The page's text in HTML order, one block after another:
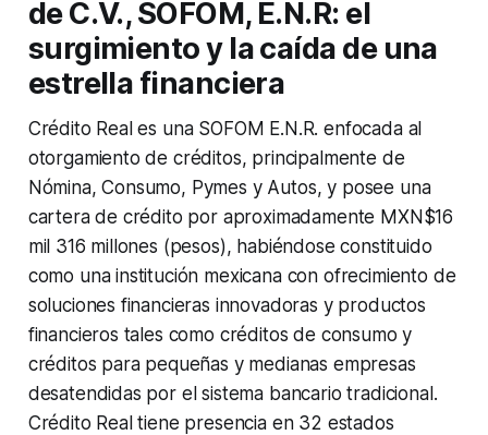
de C.V., SOFOM, E.N.R: el
surgimiento y la caída de una
estrella financiera
Crédito Real es una SOFOM E.N.R. enfocada al
otorgamiento de créditos, principalmente de
Nómina, Consumo, Pymes y Autos, y posee una
cartera de crédito por aproximadamente MXN$16
mil 316 millones (pesos), habiéndose constituido
como una institución mexicana con ofrecimiento de
soluciones financieras innovadoras y productos
financieros tales como créditos de consumo y
créditos para pequeñas y medianas empresas
desatendidas por el sistema bancario tradicional.
Crédito Real tiene presencia en 32 estados